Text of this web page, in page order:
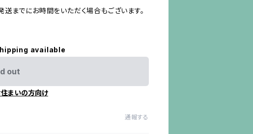
までにお時間をいただく場合もございます。
available
out
まいの方向け
通報する